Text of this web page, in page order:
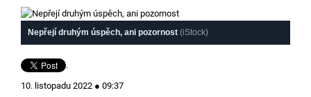
Nepřejí druhým úspěch, ani pozornost (iStock)
.
10. listopadu 2022 ● 09:37